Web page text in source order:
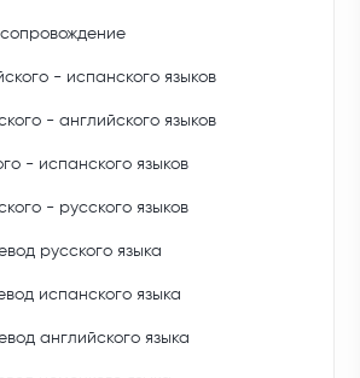
- испанского языков
- английского языков
- испанского языков
- русского языков
русского языка
испанского языка
английского языка